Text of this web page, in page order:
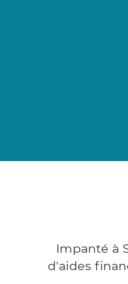
Impanté à
d'aides